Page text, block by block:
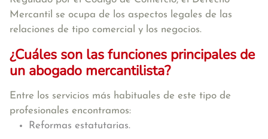
Mercantil se ocupa de los aspectos legales de las
relaciones de tipo comercial y los negocios.
¿Cuáles son las funciones principales de
un abogado mercantilista?
Entre los servicios más habituales de este tipo de
profesionales encontramos:
Reformas estatutarias.